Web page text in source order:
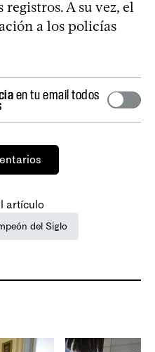
A su vez, el
a los policías
en tu email todos
artículo
del Siglo